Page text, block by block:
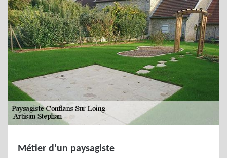
Métier d’un paysagiste